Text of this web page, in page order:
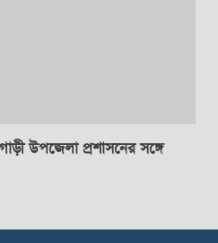
উপজেলা প্রশাসনের সঙ্গে